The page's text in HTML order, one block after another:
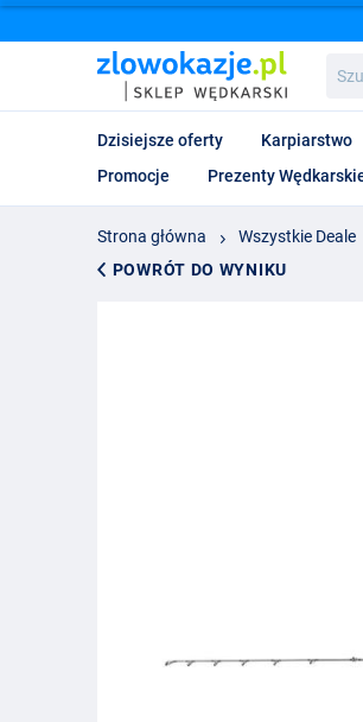
w
Dzisiejsze oferty Karpiarstwo
Promocje
Prezenty
Strona główna Wszystkie Deale
POWRÓT DO WYNIKU